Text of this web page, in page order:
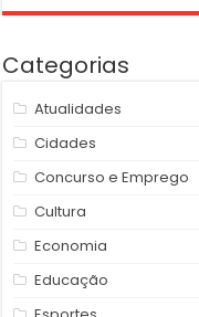
Categorias
Atualidades
Cidades
Concurso e Emprego
Cultura
Economia
Educação